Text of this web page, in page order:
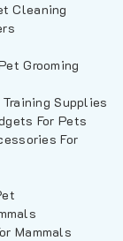
Cleaning
Grooming
Supplies
For Pets
For
Mammals